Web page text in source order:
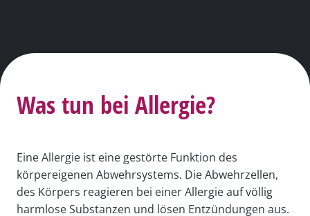
Was tun bei Allergie?
Eine Allergie ist eine gestörte Funktion des
körpereigenen Abwehrsystems. Die Abwehrzellen,
des Körpers reagieren bei einer Allergie auf völlig
harmlose Substanzen und lösen Entzündungen aus.